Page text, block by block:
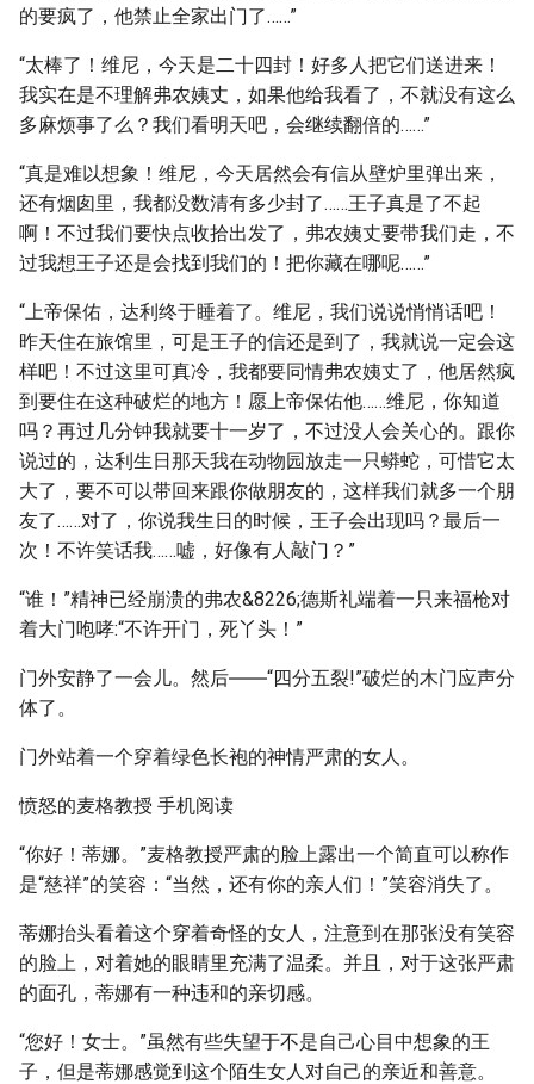
的要疯了，他禁止全家出门了……”
“太棒了！维尼，今天是二十四封！好多人把它们送进来！
我实在是不理解弗农姨丈，如果他给我看了，不就没有这么
多麻烦事了么？我们看明天吧，会继续翻倍的……”
“真是难以想象！维尼，今天居然会有信从壁炉里弹出来，
还有烟囱里，我都没数清有多少封了……王子真是了不起
啊！不过我们要快点收拾出发了，弗农姨丈要带我们走，不
过我想王子还是会找到我们的！把你藏在哪呢……”
“上帝保佑，达利终于睡着了。维尼，我们说说悄悄话吧！
昨天住在旅馆里，可是王子的信还是到了，我就说一定会这
样吧！不过这里可真冷，我都要同情弗农姨丈了，他居然疯
到要住在这种破烂的地方！愿上帝保佑他……维尼，你知道
吗？再过几分钟我就要十一岁了，不过没人会关心的。跟你
说过的，达利生日那天我在动物园放走一只蟒蛇，可惜它太
大了，要不可以带回来跟你做朋友的，这样我们就多一个朋
友了……对了，你说我生日的时候，王子会出现吗？最后一
次！不许笑话我……嘘，好像有人敲门？”
“谁！”精神已经崩溃的弗农&8226;德斯礼端着一只来福枪对
着大门咆哮:“不许开门，死丫头！”
门外安静了一会儿。然后――“四分五裂!”破烂的木门应声分
体了。
门外站着一个穿着绿色长袍的神情严肃的女人。
愤怒的麦格教授 手机阅读
“你好！蒂娜。”麦格教授严肃的脸上露出一个简直可以称作
是“慈祥”的笑容：“当然，还有你的亲人们！”笑容消失了。
蒂娜抬头看着这个穿着奇怪的女人，注意到在那张没有笑容
的脸上，对着她的眼睛里充满了温柔。并且，对于这张严肃
的面孔，蒂娜有一种违和的亲切感。
“您好！女士。”虽然有些失望于不是自己心目中想象的王
子，但是蒂娜感觉到这个陌生女人对自己的亲近和善意。